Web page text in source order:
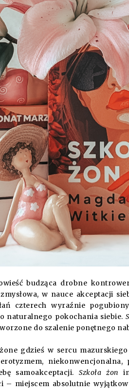
budząca drobne
w nauce akceptacji
czterech wyraźnie
naturalnego pokochania siebie.
do szalenie ponętnego
gdzieś w sercu
samoakceptacji.Szkoła żon
– miejscem absolutnie